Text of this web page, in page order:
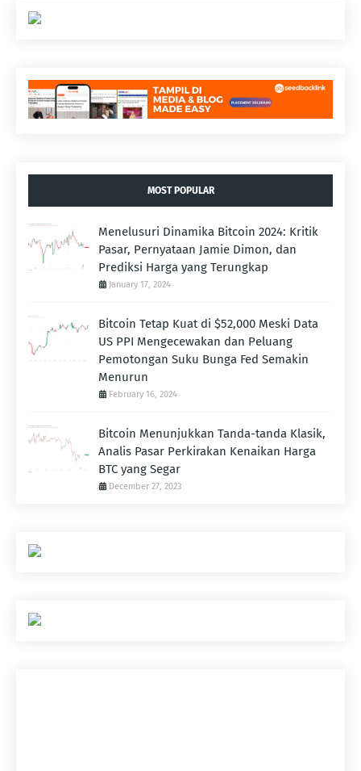
MOST POPULAR
Menelusuri Dinamika Bitcoin 2024: Kritik
Pasar, Pernyataan Jamie Dimon, dan
Prediksi Harga yang Terungkap
January 17, 2024
Bitcoin Tetap Kuat di $52,000 Meski Data
US PPI Mengecewakan dan Peluang
Pemotongan Suku Bunga Fed Semakin
Menurun
February 16, 2024
Bitcoin Menunjukkan Tanda-tanda Klasik,
Analis Pasar Perkirakan Kenaikan Harga
BTC yang Segar
December 27, 2023